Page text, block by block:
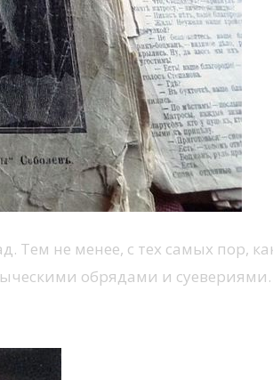
Тем не менее, с тех самых пор,
обрядами и суевериями.